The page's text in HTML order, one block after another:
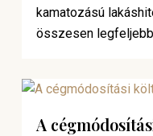
kamatozású
összesen legfeljebb
A